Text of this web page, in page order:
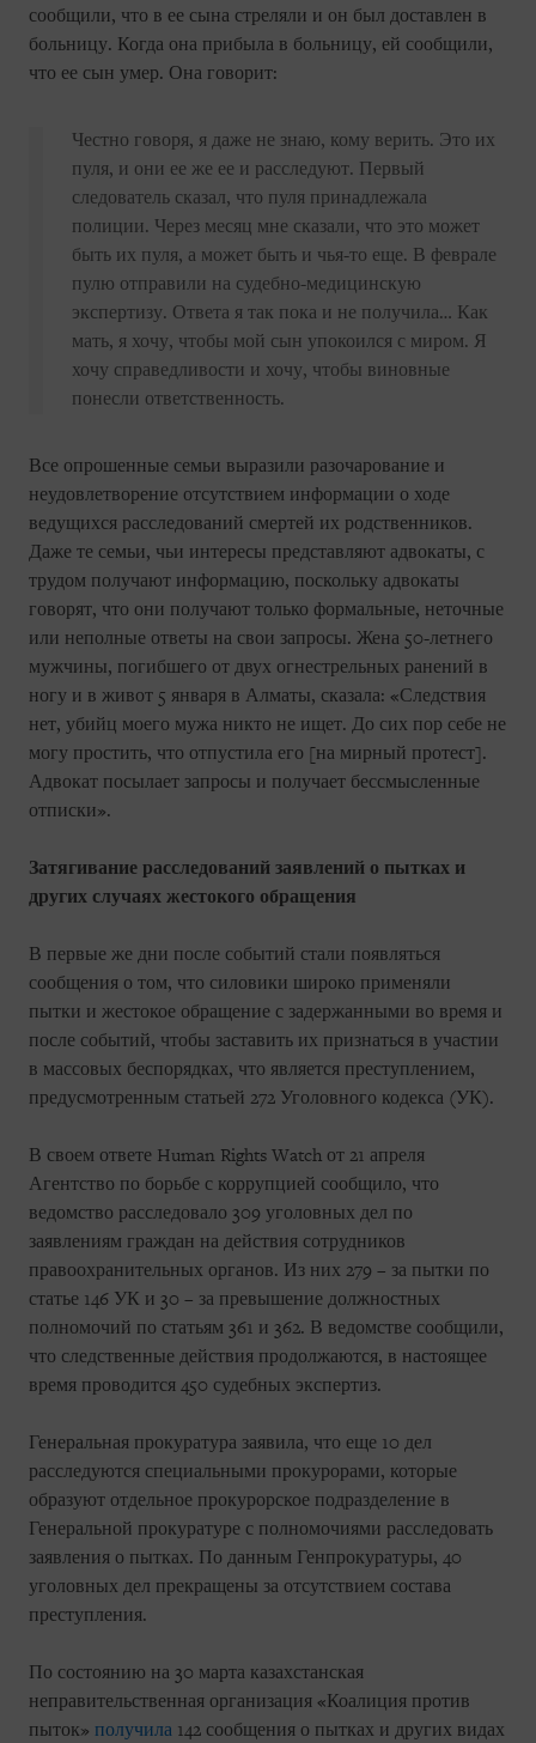
сообщили, что в ее сына стреляли и он был доставлен в
больницу. Когда она прибыла в больницу, ей сообщили,
что ее сын умер. Она говорит:
Честно говоря, я даже не знаю, кому верить. Это их
пуля, и они ее же ее и расследуют. Первый
следователь сказал, что пуля принадлежала
полиции. Через месяц мне сказали, что это может
быть их пуля, а может быть и чья-то еще. В феврале
пулю отправили на судебно-медицинскую
экспертизу. Ответа я так пока и не получила… Как
мать, я хочу, чтобы мой сын упокоился с миром. Я
хочу справедливости и хочу, чтобы виновные
понесли ответственность.
Все опрошенные семьи выразили разочарование и
неудовлетворение отсутствием информации о ходе
ведущихся расследований смертей их родственников.
Даже те семьи, чьи интересы представляют адвокаты, с
трудом получают информацию, поскольку адвокаты
говорят, что они получают только формальные, неточные
или неполные ответы на свои запросы. Жена 50-летнего
мужчины, погибшего от двух огнестрельных ранений в
ногу и в живот 5 января в Алматы, сказала: «Следствия
нет, убийц моего мужа никто не ищет. До сих пор себе не
могу простить, что отпустила его [на мирный протест].
Адвокат посылает запросы и получает бессмысленные
отписки».
Затягивание расследований заявлений о пытках и
других случаях жестокого обращения
В первые же дни после событий стали появляться
сообщения о том, что силовики широко применяли
пытки и жестокое обращение с задержанными во время и
после событий, чтобы заставить их признаться в участии
в массовых беспорядках, что является преступлением,
предусмотренным статьей 272 Уголовного кодекса (УК).
В своем ответе Human Rights Watch от 21 апреля
Агентство по борьбе с коррупцией сообщило, что
ведомство расследовало 309 уголовных дел по
заявлениям граждан на действия сотрудников
правоохранительных органов. Из них 279 – за пытки по
статье 146 УК и 30 – за превышение должностных
полномочий по статьям 361 и 362. В ведомстве сообщили,
что следственные действия продолжаются, в настоящее
время проводится 450 судебных экспертиз.
Генеральная прокуратура заявила, что еще 10 дел
расследуются специальными прокурорами, которые
образуют отдельное прокурорское подразделение в
Генеральной прокуратуре с полномочиями расследовать
заявления о пытках. По данным Генпрокуратуры, 40
уголовных дел прекращены за отсутствием состава
преступления.
По состоянию на 30 марта казахстанская
неправительственная организация «Коалиция против
пыток» получила 142 сообщения о пытках и других видах